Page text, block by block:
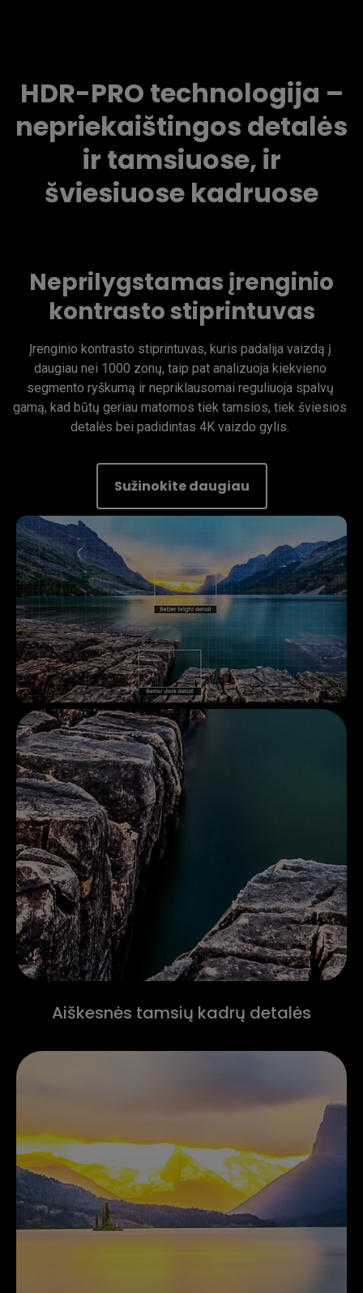
HDR-PRO technologija –
nepriekaištingos detalės
ir tamsiuose, ir
šviesiuose kadruose
Neprilygstamas įrenginio
kontrasto stiprintuvas
Įrenginio kontrasto stiprintuvas, kuris padalija vaizdą į
daugiau nei 1000 zonų, taip pat analizuoja kiekvieno
segmento ryškumą ir nepriklausomai reguliuoja spalvų
gamą, kad būtų geriau matomos tiek tamsios, tiek šviesios
detalės bei padidintas 4K vaizdo gylis.
Sužinokite daugiau
Aiškesnės tamsių kadrų detalės